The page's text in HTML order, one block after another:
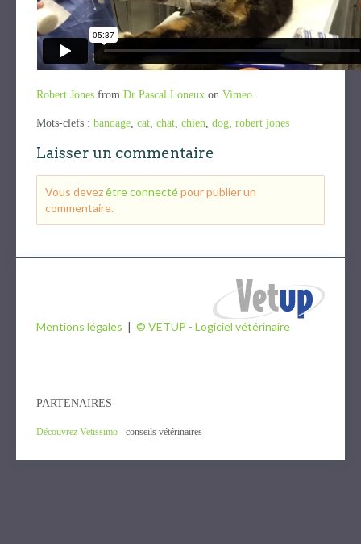
Robert Jones from Dr Pascal Loneux on Vimeo.
Mots-clefs : bandage, cat, chat, chien, dog, robert jones
Laisser un commentaire
Vous devezêtre connectépour publier un
commentaire.
Mentions légales | © VETUP - Logiciel vétérinaire
PARTENAIRES
Découvrez Vetissimo - conseils vétérinaires